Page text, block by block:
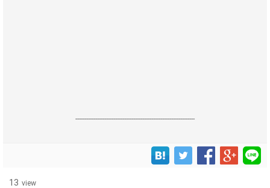
------------------------------------------------------------------
13 view